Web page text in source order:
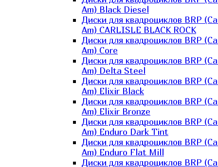
Am) Black Diesel
Диски для квадроциклов BRP
Am) CARLISLE BLACK ROCK
Диски для квадроциклов BRP
Am) Core
Диски для квадроциклов BRP
Am) Delta Steel
Диски для квадроциклов BRP
Am) Elixir Black
Диски для квадроциклов BRP
Am) Elixir Bronze
Диски для квадроциклов BRP
Am) Enduro Dark Tint
Диски для квадроциклов BRP
Am) Enduro Flat Mill
Диски для квадроциклов BRP